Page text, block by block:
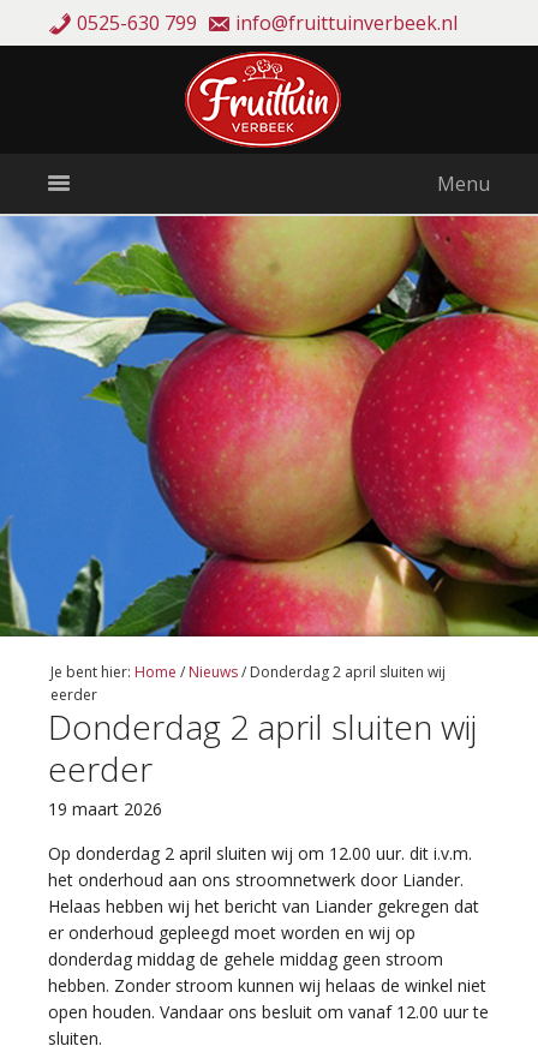
0525-630 799 info@fruittuinverbeek.nl
Menu
Je bent hier: Home / Nieuws/ Donderdag 2 april sluiten wij
eerder
Donderdag 2 april sluiten wij
eerder
19 maart 2026
Op donderdag 2 april sluiten wij om 12.00 uur. dit i.v.m.
het onderhoud aan ons stroomnetwerk door Liander.
Helaas hebben wij het bericht van Liander gekregen dat
er onderhoud gepleegd moet worden en wij op
donderdag middag de gehele middag geen stroom
hebben. Zonder stroom kunnen wij helaas de winkel niet
open houden. Vandaar ons besluit om vanaf 12.00 uur te
sluiten.